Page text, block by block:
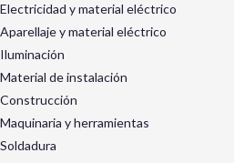
Electricidad y material eléctrico
Aparellaje y material eléctrico
Iluminación
Material de instalación
Construcción
Maquinaria y herramientas
Soldadura